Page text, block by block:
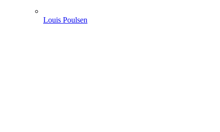
Louis Poulsen